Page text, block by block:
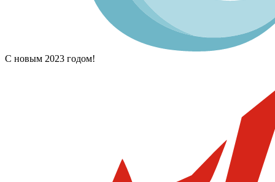
С новым 2023 годом!